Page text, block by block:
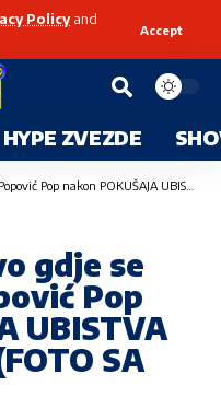
Policyand
Accept
HYPE ZVEZDE
UBISTVA Saše Mirkovića (FOTO SA LICA MJESTA)
gdje se
Pop
UBISTVA
SA